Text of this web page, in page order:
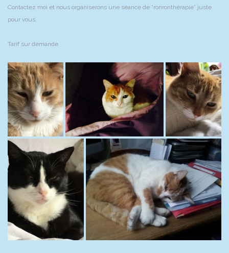
Contactez moi et nous organiserons une séance de “ronronthérapie” juste
pour vous.
Tarif sur demande